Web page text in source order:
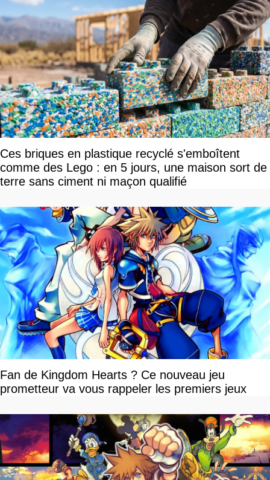
Ces briques en plastique recyclé s'emboîtent
comme des Lego : en 5 jours, une maison sort de
terre sans ciment ni maçon qualifié
Fan de Kingdom Hearts ? Ce nouveau jeu
prometteur va vous rappeler les premiers jeux